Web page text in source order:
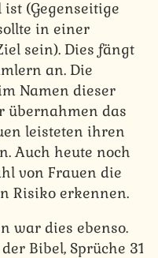
(Gegenseitige
in einer
sein). Dies fängt
an. Die
Namen dieser
übernahmen das
leisteten ihren
Auch heute noch
von Frauen die
Risiko erkennen.
war dies ebenso.
Bibel, Sprüche 31